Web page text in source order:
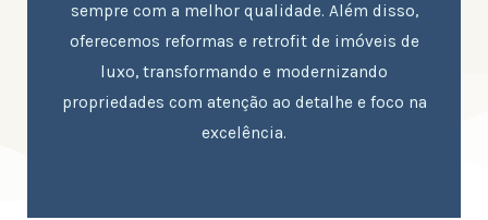
sempre com a melhor qualidade. Além disso,
oferecemos reformas e retrofit de imóveis de
luxo, transformando e modernizando
propriedades com atenção ao detalhe e foco na
excelência.